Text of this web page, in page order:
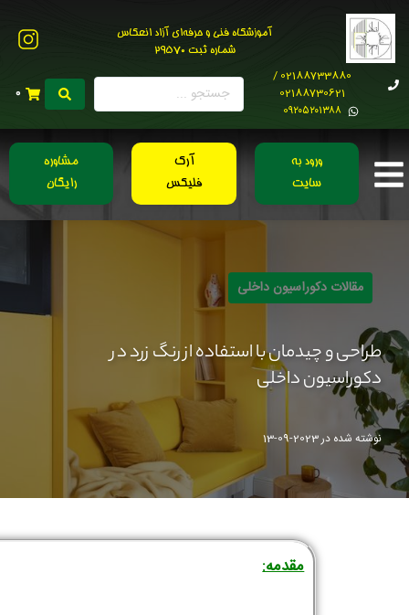
آموزشگاه فنی و حرفه‌ای آزاد انعکاس
شماره ثبت 29570
02188733880 /
02188730621
0۹۲۰۵۲۰۱۳۸۸
0
ورود به
سایت
آرک
فلیکس
مشاوره
رایگان
مقالات دکوراسیون داخلی
طراحی و چیدمان با استفاده از رنگ زرد در
دکوراسیون داخلی
نوشته شده در2023-09-13
مقدمه: